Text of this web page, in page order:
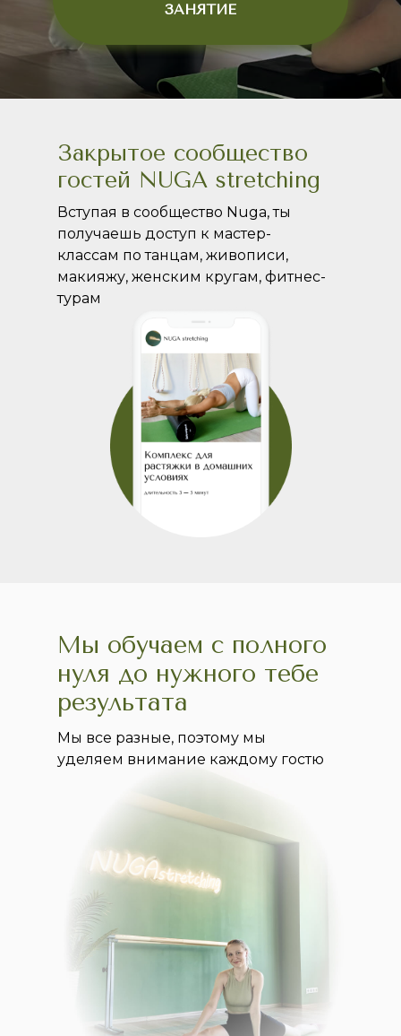
ЗАНЯТИЕ
Закрытое сообщество
гостей NUGA stretching
Вступая в сообщество Nuga, ты
получаешь доступ к мастер-
классам по танцам, живописи,
макияжу, женским кругам, фитнес-
турам
Мы обучаем с полного
нуля до нужного тебе
результата
Мы все разные, поэтому мы
уделяем внимание каждому гостю